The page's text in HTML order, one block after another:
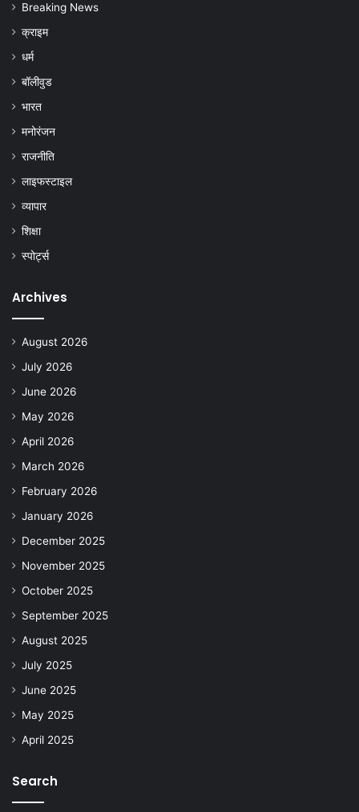
Breaking News
क्राइम
धर्म
बॉलीवुड
भारत
मनोरंजन
राजनीति
लाइफस्टाइल
व्यापार
शिक्षा
स्पोर्ट्स
Archives
August 2026
July 2026
June 2026
May 2026
April 2026
March 2026
February 2026
January 2026
December 2025
November 2025
October 2025
September 2025
August 2025
July 2025
June 2025
May 2025
April 2025
Search